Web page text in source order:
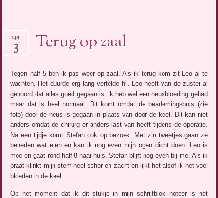
Terug op zaal
apr
3
Tegen half 5 ben ik pas weer op zaal. Als ik terug kom zit Leo al te
wachten. Het duurde erg lang vertelde hij. Leo heeft van de zuster al
gehoord dat alles goed gegaan is. Ik heb wel een neusbloeding gehad
maar dat is heel normaal. Dit komt omdat de beademingsbuis (zie
foto) door de neus is gegaan in plaats van door de keel. Dit kan niet
anders omdat de chirurg er anders last van heeft tijdens de operatie.
Na een tijdje komt Stefan ook op bezoek. Met z’n tweetjes gaan ze
beneden wat eten en kan ik nog even mijn ogen dicht doen. Leo is
moe en gaat rond half 8 naar huis. Stefan blijft nog even bij me. Als ik
praat klinkt mijn stem heel schor en zacht en lijkt het alsof ik het voel
bloeden in de keel.
Op het moment dat ik dit stukje in mijn schrijfblok noteer is het